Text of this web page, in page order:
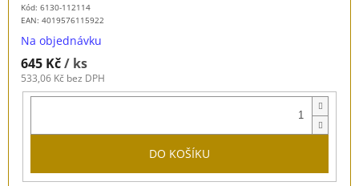
Kód: 6130-112114
EAN: 4019576115922
Na objednávku
645 Kč/ ks
533,06 Kč bez DPH
DO KOŠÍKU